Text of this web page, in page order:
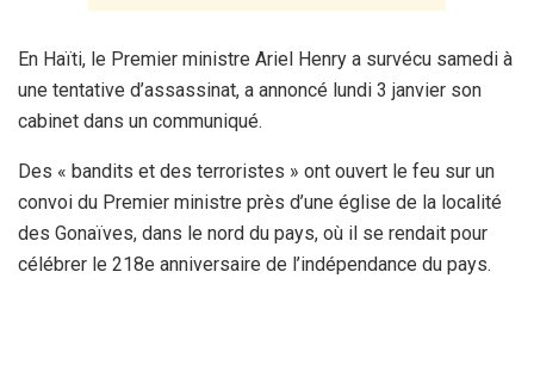
En Haïti, le Premier ministre Ariel Henry a survécu samedi à
une tentative d’assassinat, a annoncé lundi 3 janvier son
cabinet dans un communiqué.
Des « bandits et des terroristes » ont ouvert le feu sur un
convoi du Premier ministre près d’une église de la localité
des Gonaïves, dans le nord du pays, où il se rendait pour
célébrer le 218e anniversaire de l’indépendance du pays.